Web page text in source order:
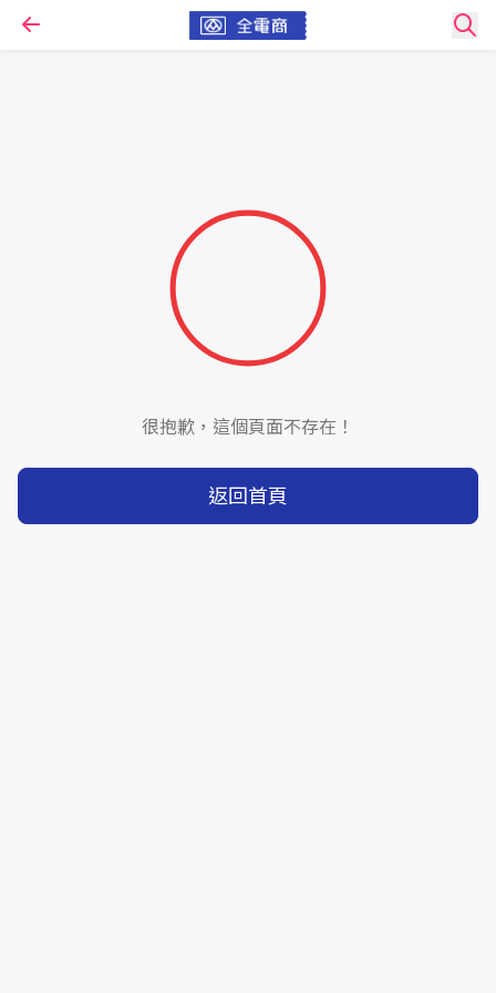
很抱歉，這個頁面不存在！
返回首頁